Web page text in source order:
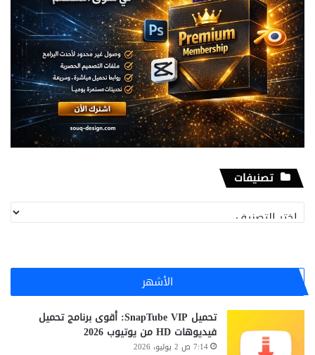
تصنيفات
تصنيفات
الأشهر
تحميل SnapTube VIP: أقوى برنامج تحميل
فيديوهات HD من يوتيوب 2026
7:14 ص 2 يوليو، 2026